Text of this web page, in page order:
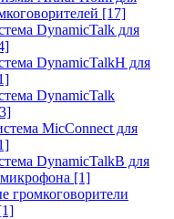
[17]
DynamicTalk для
DynamicTalkH для
DynamicTalk
MicConnect для
DynamicTalkB для
[1]
громкоговорители